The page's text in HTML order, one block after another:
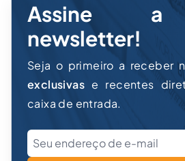
Assine a
newsletter!
Seja o primeiro a receber
exclusivas e recentes
caixa de entrada.